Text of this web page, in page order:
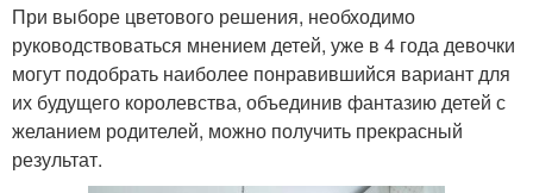
При выборе цветового решения, необходимо
руководствоваться мнением детей, уже в 4 года девочки
могут подобрать наиболее понравившийся вариант для
их будущего королевства, объединив фантазию детей с
желанием родителей, можно получить прекрасный
результат.